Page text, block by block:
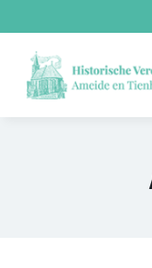
naar
inhoud